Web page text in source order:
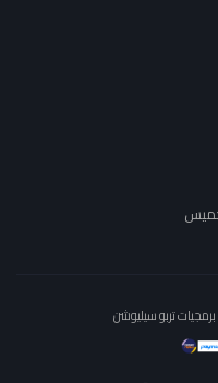
تربو سيليوشن